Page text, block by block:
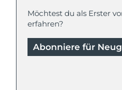
Möchtest du als Erster
erfahren?
Abonniere für